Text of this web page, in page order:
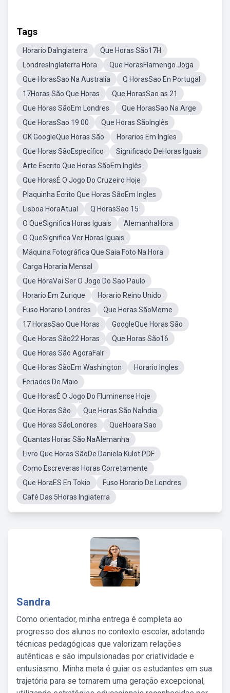
Tags
Horario DaInglaterra
Que Horas São17H
LondresInglaterra Hora
Que HorasFlamengo Joga
Que HorasSao Na Australia
Q HorasSao En Portugal
17Horas São Que Horas
Que HorasSao as 21
Que Horas SãoEm Londres
Que HorasSao Na Arge
Que HorasSao 19 00
Que Horas SãoInglês
OK GoogleQue Horas São
Horarios Em Ingles
Que Horas SãoEspecífico
Significado DeHoras Iguais
Arte Escrito Que Horas SãoEm Inglês
Que HorasÉ O Jogo Do Cruzeiro Hoje
Plaquinha Ecrito Que Horas SãoEm Ingles
Lisboa HoraAtual
Q HorasSao 15
O QueSignifica Horas Iguais
AlemanhaHora
O QueSignifica Ver Horas Iguais
Máquina Fotográfica Que Saia Foto Na Hora
Carga Horaria Mensal
Que HoraVai Ser O Jogo Do Sao Paulo
Horario Em Zurique
Horario Reino Unido
Fuso Horario Londres
Que Horas SãoMeme
17 HorasSao Que Horas
GoogleQue Horas São
Que Horas São22 Horas
Que Horas São16
Que Horas São AgoraFalr
Que Horas SãoEm Washington
Horario Ingles
Feriados De Maio
Que HorasÉ O Jogo Do Fluminense Hoje
Que Horas São
Que Horas São NaÍndia
Que Horas SãoLondres
QueHoara Sao
Quantas Horas São NaAlemanha
Livro Que Horas SãoDe Daniela Kulot PDF
Como Escreveras Horas Corretamente
Que HoraES En Tokio
Fuso Horario De Londres
Café Das 5Horas Inglaterra
Sandra
Como orientador, minha entrega é completa ao
progresso dos alunos no contexto escolar, adotando
técnicas pedagógicas que valorizam relações
autênticas e são impulsionadas por criatividade e
entusiasmo. Minha meta é guiar os estudantes em sua
trajetória para se tornarem uma geração excepcional,